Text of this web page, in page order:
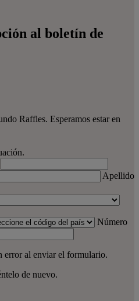
al boletín de
Raffles. Esperamos estar en
Apellido
Número
error al enviar el formulario.
de nuevo.